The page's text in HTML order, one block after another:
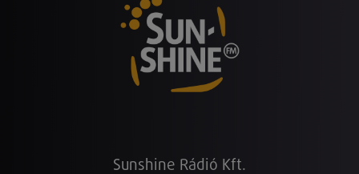
Sunshine Rádió Kft.